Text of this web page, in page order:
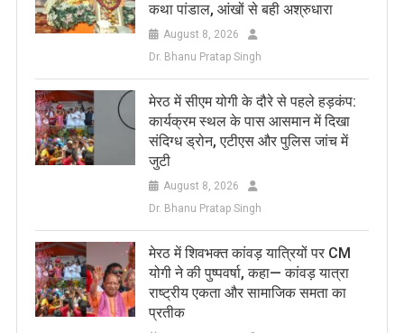
कथा पांडाल, आंखों से बही अश्रुधारा
August 8, 2026
Dr. Bhanu Pratap Singh
मेरठ में सीएम योगी के दौरे से पहले हड़कंप:
कार्यक्रम स्थल के पास आसमान में दिखा
संदिग्ध ड्रोन, एटीएस और पुलिस जांच में
जुटी
August 8, 2026
Dr. Bhanu Pratap Singh
मेरठ में शिवभक्त कांवड़ यात्रियों पर CM
योगी ने की पुष्पवर्षा, कहा— कांवड़ यात्रा
राष्ट्रीय एकता और सामाजिक समता का
प्रतीक